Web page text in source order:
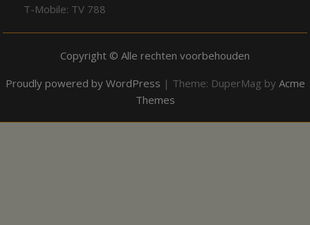
T-Mobile: TV 788
Copyright © Alle rechten voorbehouden
Proudly powered by WordPress | Theme: DuperMag by Acme
Themes